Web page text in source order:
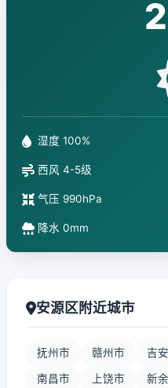
湿度 100%
西风 4-5级
气压 990hPa
降水 0mm
安源区附近城市
抚州市 赣州市 吉
南昌市 上饶市 新